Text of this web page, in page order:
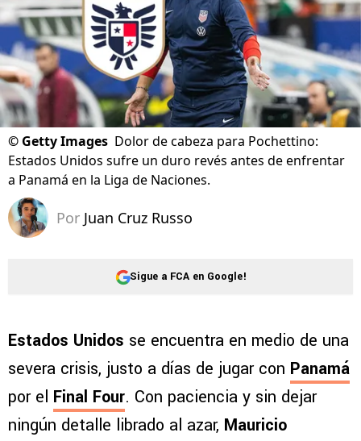
© Getty Images Dolor de cabeza para Pochettino:
Estados Unidos sufre un duro revés antes de enfrentar
a Panamá en la Liga de Naciones.
Por Juan Cruz Russo
Sigue a FCA en Google!
Estados Unidos se encuentra en medio de una
severa crisis, justo a días de jugar con Panamá
por el Final Four. Con paciencia y sin dejar
ningún detalle librado al azar, Mauricio